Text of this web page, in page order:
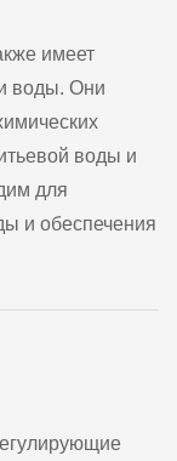
имеет
воды. Они
воды и
для
и обеспечения